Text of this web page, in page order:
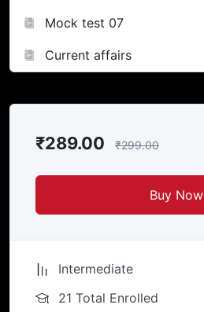
Mock test 07
Current affairs
₹289.00 ₹299.00
Buy Now
Intermediate
21 Total Enrolled